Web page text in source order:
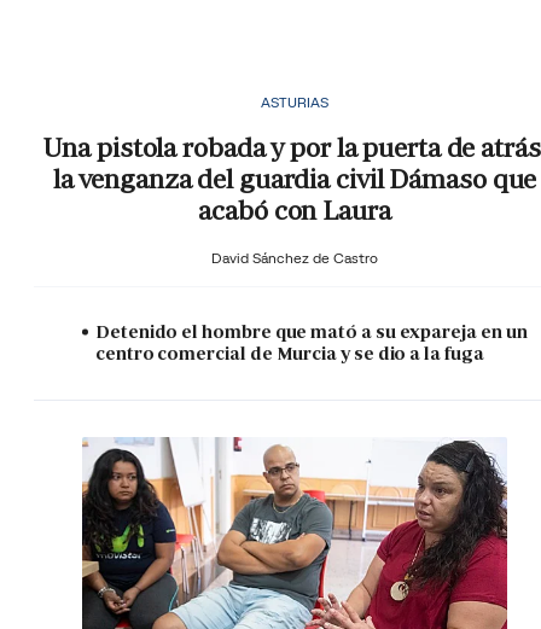
ASTURIAS
Una pistola robada y por la puerta de
la venganza del guardia civil Dámaso que
acabó con Laura
David Sánchez de Castro
Detenido el hombre que mató a su expareja en un
centro comercial de Murcia y se dio a la fuga